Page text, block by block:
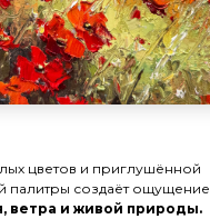
цветов и приглушённой
палитры создаёт ощущение
ветра и живой природы.